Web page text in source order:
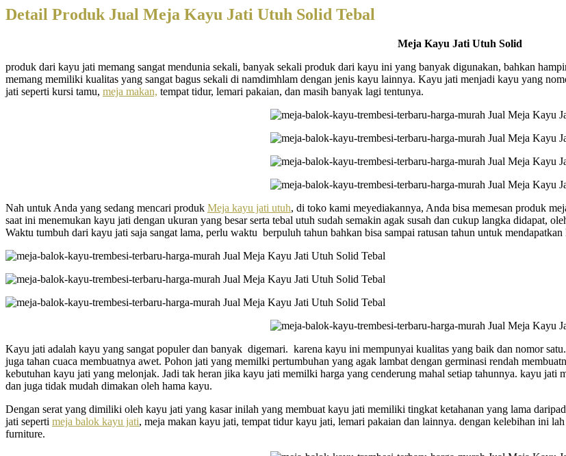
Detail Produk Jual Meja Kayu Jati Utuh Solid Tebal
Meja Kayu Jati Utuh Solid
produk dari kayu jati memang sangat mendunia sekali, banyak sekali produk dari kayu ini yang banyak digunakan, bahkan
memang memiliki kualitas yang sangat bagus sekali di namdimhlam dengan jenis kayu lainnya. Kayu jati menjadi kayu yang
jati seperti kursi tamu, meja makan, tempat tidur, lemari pakaian, dan masih banyak lagi tentunya.
Nah untuk Anda yang sedang mencari produk Meja kayu jati utuh, di toko kami meyediakannya, Anda bisa memesan produk
saat ini menemukan kayu jati dengan ukuran yang besar serta tebal utuh sudah semakin agak susah dan cukup langka didapat,
Waktu tumbuh dari kayu jati saja sangat lama, perlu waktu berpuluh tahun bahkan bisa sampai ratusan tahun untuk
Kayu jati adalah kayu yang sangat populer dan banyak digemari. karena kayu ini mempunyai kualitas yang baik dan nomor
juga tahan cuaca membuatnya awet. Pohon jati yang memilki pertumbuhan yang agak lambat dengan germinasi rendah
kebutuhan kayu jati yang melonjak. Jadi tak heran jika kayu jati memilki harga yang cenderung mahal setiap tahunnya. kayu
dan juga tidak mudah dimakan oleh hama kayu.
Dengan serat yang dimiliki oleh kayu jati yang kasar inilah yang membuat kayu jati memiliki tingkat ketahanan yang lama
jati seperti meja balok kayu jati, meja makan kayu jati, tempat tidur kayu jati, lemari pakaian dan lainnya. dengan kelebihan ini
furniture.